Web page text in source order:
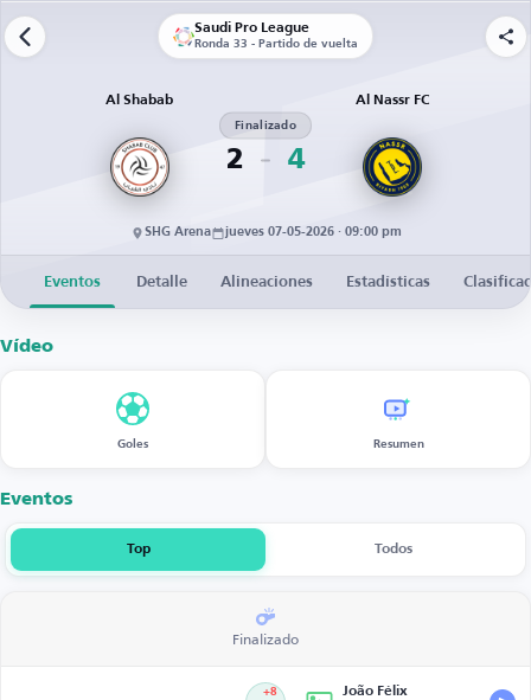
Saudi Pro League
Ronda 33 - Partido de vuelta
Al Shabab
2
Finalizado
4
Al Nassr FC
SHG Arena jueves 07-05-2026 · 09:00 pm
Eventos Detalle Alineaciones Estadísticas
Vídeo
Goles Resumen
Eventos
Top Todos
Finalizado
+8 João Félix